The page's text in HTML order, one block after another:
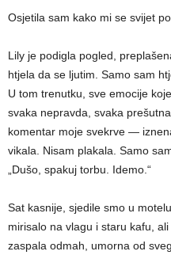
Osjetila sam kako mi se svijet
Lily je podigla pogled,
htjela da se ljutim. Samo sam
U tom trenutku, sve emocije
svaka nepravda, svaka
komentar moje svekrve —
vikala. Nisam plakala. Samo
„Dušo, spakuj torbu. Idemo.“
Sat kasnije, sjedile smo u
mirisalo na vlagu i staru kafu,
zaspala odmah, umorna od